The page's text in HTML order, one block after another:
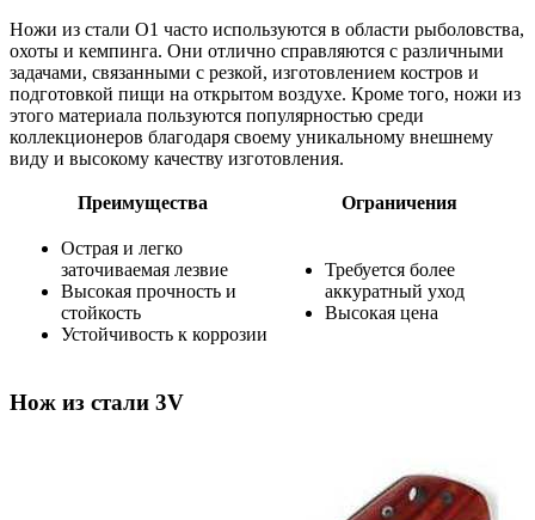
Ножи из стали O1 часто используются в области рыболовства,
охоты и кемпинга. Они отлично справляются с различными
задачами, связанными с резкой, изготовлением костров и
подготовкой пищи на открытом воздухе. Кроме того, ножи из
этого материала пользуются популярностью среди
коллекционеров благодаря своему уникальному внешнему
виду и высокому качеству изготовления.
Преимущества Ограничения
Острая и легко
заточиваемая лезвие
Высокая прочность и
стойкость
Устойчивость к коррозии
Требуется более
аккуратный уход
Высокая цена
Нож из стали 3V